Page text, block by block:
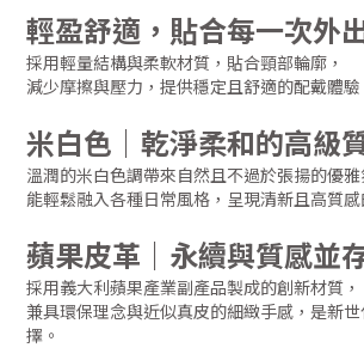
輕盈舒適，貼合每一次外
採用輕量結構與柔軟材質，貼合頸部輪廓，
減少摩擦與壓力，提供穩定且舒適的配戴體驗
米白色｜乾淨柔和的高級
溫潤的米白色調帶來自然且不過於張揚的優雅
能輕鬆融入各種日常風格，呈現清新且高質感
蘋果皮革｜永續與質感並
採用義大利蘋果產業副產品製成的創新材質，
兼具環保理念與近似真皮的細緻手感，是新
擇。